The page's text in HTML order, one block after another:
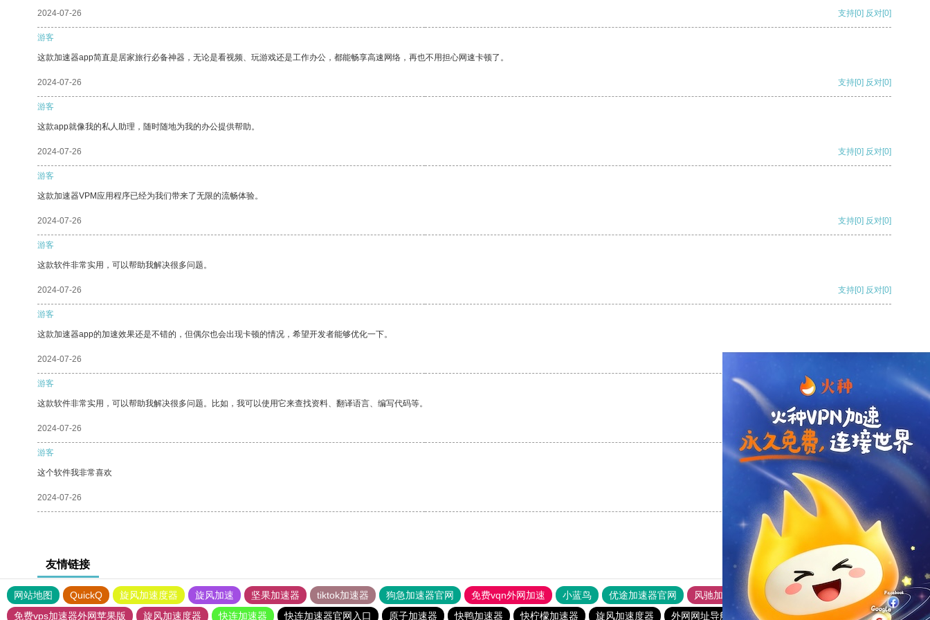
2024-07-26 支持[0] 反对[0]
游客
这款加速器app简直是居家旅行必备神器，无论是看视频、玩游戏还是工作办公，都能畅享高速网络，再也不用担心网速卡顿了。
2024-07-26 支持[0] 反对[0]
游客
这款app就像我的私人助理，随时随地为我的办公提供帮助。
2024-07-26 支持[0] 反对[0]
游客
这款加速器VPM应用程序已经为我们带来了无限的流畅体验。
2024-07-26 支持[0] 反对[0]
游客
这款软件非常实用，可以帮助我解决很多问题。
2024-07-26 支持[0] 反对[0]
游客
这款加速器app的加速效果还是不错的，但偶尔也会出现卡顿的情况，希望开发者能够优化一下。
2024-07-26
游客
这款软件非常实用，可以帮助我解决很多问题。比如，我可以使用它来查找资料、翻译语言、编写代码等。
2024-07-26 支持 [0] 反对 [0]
游客
这个软件我非常喜欢
2024-07-26 支持
友情链接
网站地图 QuickQ 旋风加速度器 旋风加速 坚果加速器 tiktok加速器 狗急加速器官网 免费vqn外网加速 小蓝鸟 优途加速器官网 风驰加速器
旋风加速器
免费vps加速器外网苹果版
旋风加速度器 快连加速器 快连加速器官网入口 原子加速器 快鸭加速器 快柠檬加速器 旋风加速度器 外网网址导航 软件中心 雷霆加速 狂飙加速器